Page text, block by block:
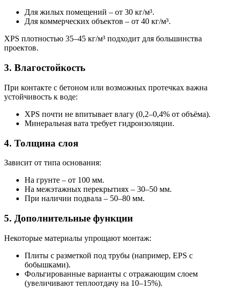
Для жилых помещений – от 30 кг/м³.
Для коммерческих объектов – от 40 кг/м³.
XPS плотностью 35–45 кг/м³ подходит для большинства
проектов.
3. Влагостойкость
При контакте с бетоном или возможных протечках важна
устойчивость к воде:
XPS почти не впитывает влагу (0,2–0,4% от объёма).
Минеральная вата требует гидроизоляции.
4. Толщина слоя
Зависит от типа основания:
На грунте – от 100 мм.
На межэтажных перекрытиях – 30–50 мм.
При наличии подвала – 50–80 мм.
5. Дополнительные функции
Некоторые материалы упрощают монтаж:
Плиты с разметкой под трубы (например, EPS с
бобышками).
Фольгированные варианты с отражающим слоем
(увеличивают теплоотдачу на 10–15%).